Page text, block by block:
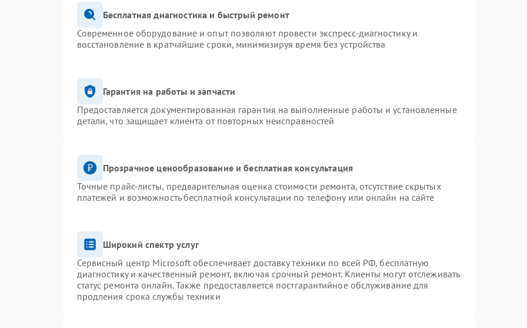
Бесплатная диагностика и быстрый ремонт
Современное оборудование и опыт позволяют провести экспресс-диагностику и
восстановление в кратчайшие сроки, минимизируя время без устройства
Гарантия на работы и запчасти
Предоставляется документированная гарантия на выполненные работы и установленные
детали, что защищает клиента от повторных неисправностей
Прозрачное ценообразование и бесплатная консультация
Точные прайс-листы, предварительная оценка стоимости ремонта, отсутствие скрытых
платежей и возможность бесплатной консультации по телефону или онлайн на сайте
Широкий спектр услуг
Сервисный центр Microsoft обеспечивает доставку техники по всей РФ, бесплатную
диагностику и качественный ремонт, включая срочный ремонт. Клиенты могут отслеживать
статус ремонта онлайн. Также предоставляется постгарантийное обслуживание для
продления срока службы техники